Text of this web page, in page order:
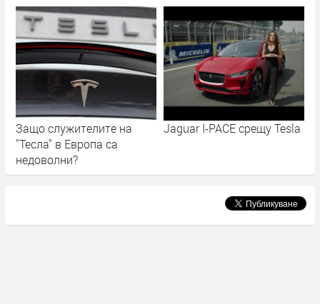
Защо служителите на
"Тесла" в Европа са
недоволни?
Jaguar I-PACE срещу Tesla